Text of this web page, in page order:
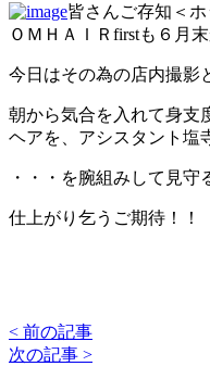
皆さんご存知＜
ＯＭＨＡＩＲfirstも６月
今日はその為の店内撮影
朝から気合を入れて身支
ヘアを、アシスタント塩
・・・を腕組みして見守
仕上がり乞うご期待！！
< 前の記事
次の記事 >